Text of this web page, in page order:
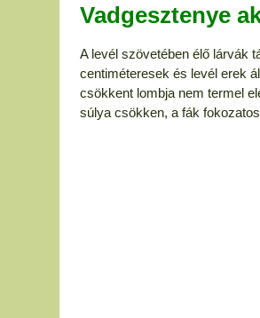
Vadgesztenye
A levél szövetében élő lárvák
centiméteresek és levél erek
csökkent lombja nem termel
súlya csökken, a fák